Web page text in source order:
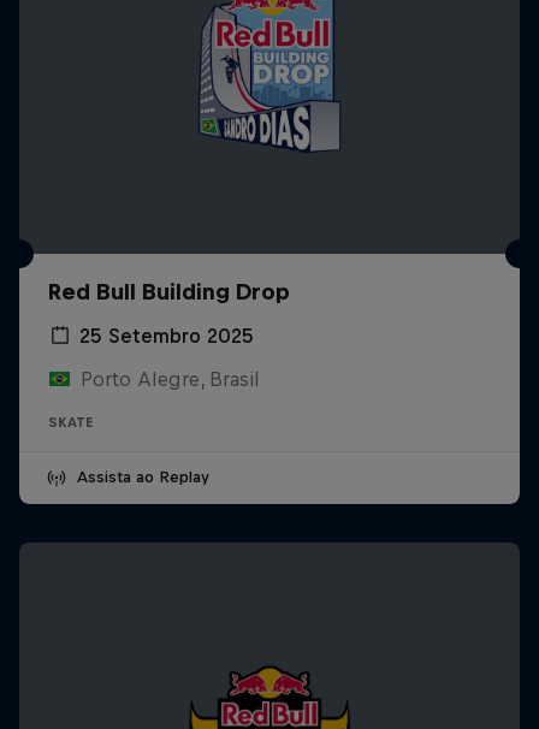
Red Bull Building Drop
25 Setembro 2025
Porto Alegre, Brasil
SKATE
Assista ao Replay